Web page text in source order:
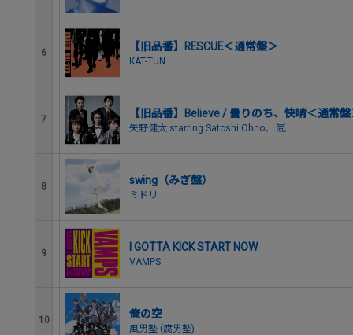
6 【旧品番】RESCUE＜通常盤＞
KAT-TUN
7 【旧品番】Believe / 曇りのち、快晴＜通常盤
矢野健太 starring Satoshi Ohno、 嵐
8 swing（みぎ盤）
ミドリ
9 I GOTTA KICK START NOW
VAMPS
10 俺の空
風男塾 (腐男塾)